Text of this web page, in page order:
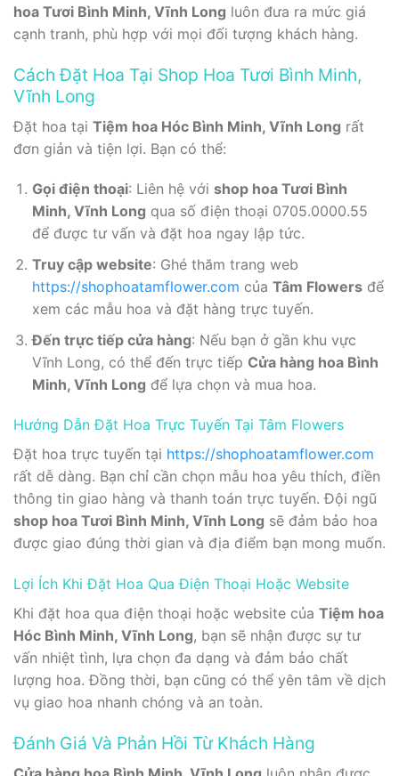
hoa Tươi Bình Minh, Vĩnh Long luôn đưa ra mức giá
cạnh tranh, phù hợp với mọi đối tượng khách hàng.
Cách Đặt Hoa Tại Shop Hoa Tươi Bình Minh,
Vĩnh Long
Đặt hoa tại Tiệm hoa Hóc Bình Minh, Vĩnh Long rất
đơn giản và tiện lợi. Bạn có thể:
Gọi điện thoại: Liên hệ với shop hoa Tươi Bình
Minh, Vĩnh Long qua số điện thoại 0705.0000.55
để được tư vấn và đặt hoa ngay lập tức.
Truy cập website: Ghé thăm trang web
https://shophoatamflower.com của Tâm Flowersđể
xem các mẫu hoa và đặt hàng trực tuyến.
Đến trực tiếp cửa hàng: Nếu bạn ở gần khu vực
Vĩnh Long, có thể đến trực tiếp Cửa hàng hoa Bình
Minh, Vĩnh Long để lựa chọn và mua hoa.
Hướng Dẫn Đặt Hoa Trực Tuyến Tại Tâm Flowers
Đặt hoa trực tuyến tại https://shophoatamflower.com
rất dễ dàng. Bạn chỉ cần chọn mẫu hoa yêu thích, điền
thông tin giao hàng và thanh toán trực tuyến. Đội ngũ
shop hoa Tươi Bình Minh, Vĩnh Long sẽ đảm bảo hoa
được giao đúng thời gian và địa điểm bạn mong muốn.
Lợi Ích Khi Đặt Hoa Qua Điện Thoại Hoặc Website
Khi đặt hoa qua điện thoại hoặc website của Tiệm hoa
Hóc Bình Minh, Vĩnh Long, bạn sẽ nhận được sự tư
vấn nhiệt tình, lựa chọn đa dạng và đảm bảo chất
lượng hoa. Đồng thời, bạn cũng có thể yên tâm về dịch
vụ giao hoa nhanh chóng và an toàn.
Đánh Giá Và Phản Hồi Từ Khách Hàng